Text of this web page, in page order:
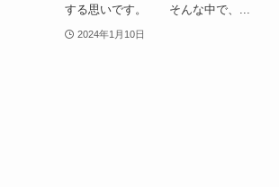
する思いです。 そんな中で、...
2024年1月10日